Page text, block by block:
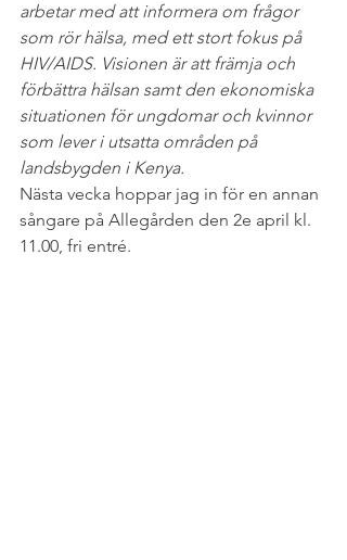
arbetar med att informera om frågor
som rör hälsa, med ett stort fokus på
HIV/AIDS. Visionen är att främja och
förbättra hälsan samt den ekonomiska
situationen för ungdomar och kvinnor
som lever i utsatta områden på
landsbygden i Kenya.
Nästa vecka hoppar jag in för en annan
sångare på Allegården den 2e april kl.
11.00, fri entré.